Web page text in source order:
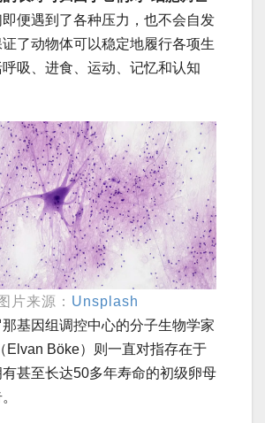
即便遇到了各种压力，也不会自发
了动物体可以稳定地履行各项生
吸、进食、运动、记忆和认知
片来源： Unsplash
基因组调控中心的分子生物学家
Elvan Böke）则一直对指存在于
甚至长达50多年寿命的初级卵母